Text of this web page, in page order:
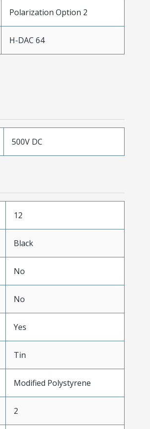
Polarization Option 2
H-DAC 64
500V DC
12
Black
No
No
Yes
Tin
Modified Polystyrene
2